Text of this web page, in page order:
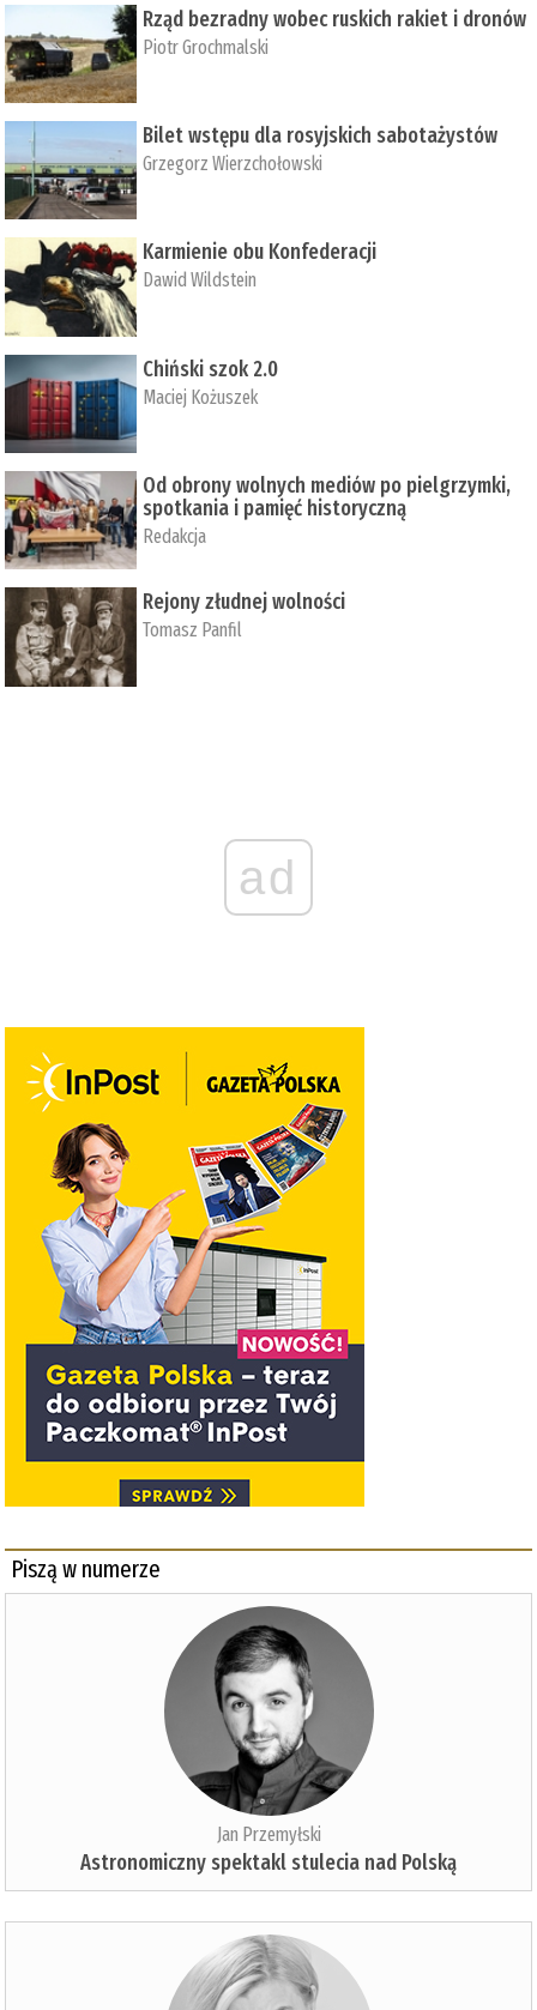
Rząd bezradny wobec ruskich rakiet i dronów
Piotr Grochmalski
Bilet wstępu dla rosyjskich sabotażystów
Grzegorz Wierzchołowski
Karmienie obu Konfederacji
Dawid Wildstein
Chiński szok 2.0
Maciej Kożuszek
Od obrony wolnych mediów po pielgrzymki,
spotkania i pamięć historyczną
Redakcja
Rejony złudnej wolności
Tomasz Panfil
ad
Piszą w numerze
Jan Przemyłski
Astronomiczny spektakl stulecia nad Polską